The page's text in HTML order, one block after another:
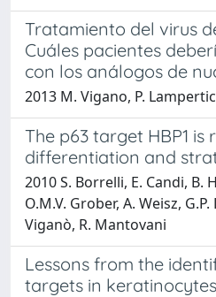
Tratamiento del virus
Cuáles pacientes
con los análogos de
2013 M. Vigano, P.
The p63 target HBP1 is
differentiation and
2010 S. Borrelli, E. Candi, B.
O.M.V. Grober, A. Weisz,
Viganò, R. Mantovani
Lessons from the
targets in keratinocytes